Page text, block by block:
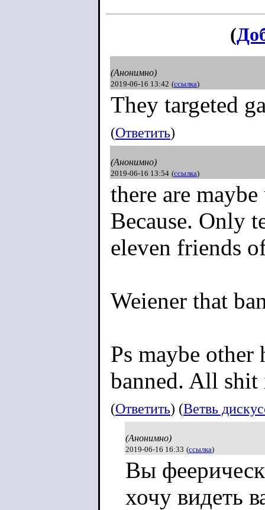
(
(Анонимно)
2019-06-16 13:42 (ссылка)
They targeted
(Ответить)
(Анонимно)
2019-06-16 13:54 (ссылка)
there are
Because. Only
eleven friends
Weiener that
Ps maybe other
banned. All shit
(Ответить) (Ветвь
(Анонимно)
2019-06-16 16:33 (ссылка)
Вы
хочу видеть